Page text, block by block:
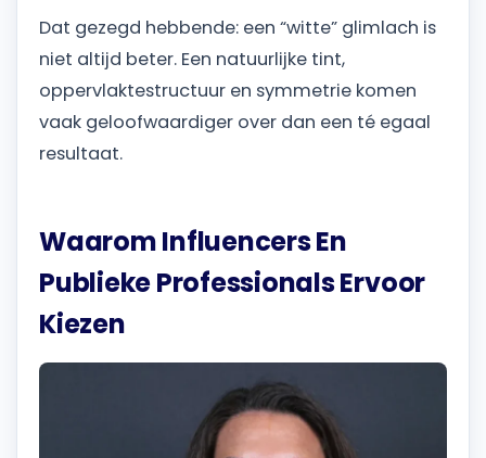
Dat gezegd hebbende: een “witte” glimlach is
niet altijd beter. Een natuurlijke tint,
oppervlaktestructuur en symmetrie komen
vaak geloofwaardiger over dan een té egaal
resultaat.
Waarom Influencers En
Publieke Professionals Ervoor
Kiezen